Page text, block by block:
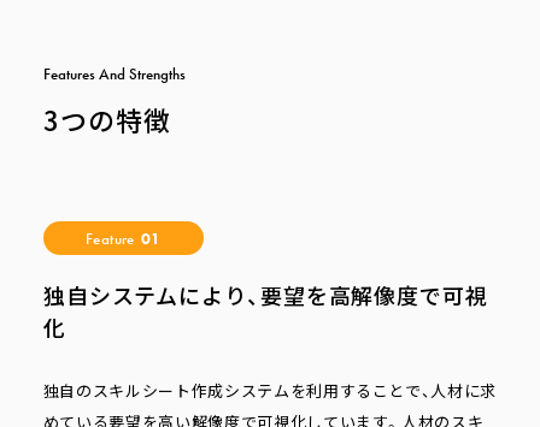
FeaturesAnd Strengths
3つの特徴
Feature 01
独自システムにより、要望を高解像度で可視
化
独自のスキルシート作成システムを利用することで、人材に求
めている要望を高い解像度で可視化しています。人材のスキ